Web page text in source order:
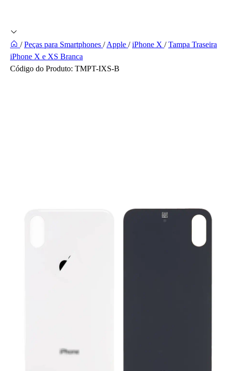
/ Peças para Smartphones /Apple / iPhone X / Tampa Traseira
iPhone X e XS Branca
Código do Produto: TMPT-IXS-B